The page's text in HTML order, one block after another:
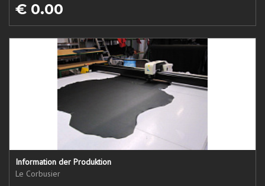
€ 0.00
Information der Produktion
Le Corbusier